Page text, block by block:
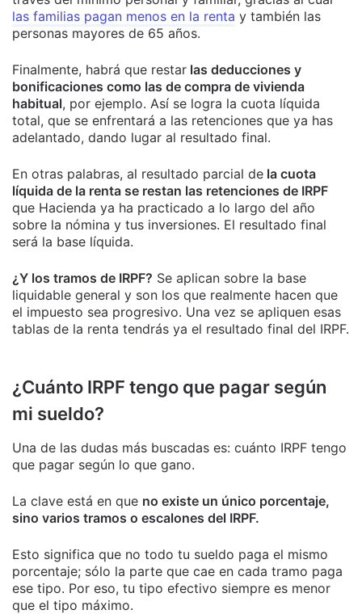
las familias pagan menos en la renta y también las
personas mayores de 65 años.
Finalmente, habrá que restar las deducciones y
bonificaciones como las de compra de vivienda
habitual, por ejemplo. Así se logra la cuota líquida
total, que se enfrentará a las retenciones que ya has
adelantado, dando lugar al resultado final.
En otras palabras, al resultado parcial de la cuota
líquida de la renta se restan las retenciones de IRPF
que Hacienda ya ha practicado a lo largo del año
sobre la nómina y tus inversiones. El resultado final
será la base líquida.
¿Y los tramos de IRPF? Se aplican sobre la base
liquidable general y son los que realmente hacen que
el impuesto sea progresivo. Una vez se apliquen esas
tablas de la renta tendrás ya el resultado final del IRPF.
¿Cuánto IRPF tengo que pagar según
mi sueldo?
Una de las dudas más buscadas es: cuánto IRPF tengo
que pagar según lo que gano.
La clave está en que no existe un único porcentaje,
sino varios tramos o escalones del IRPF.
Esto significa que no todo tu sueldo paga el mismo
porcentaje; sólo la parte que cae en cada tramo paga
ese tipo. Por eso, tu tipo efectivo siempre es menor
que el tipo máximo.